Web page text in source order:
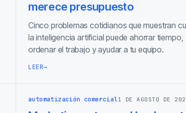
merece presupuesto
Cinco problemas cotidianos que muestran
la inteligencia artificial puede ahorrar tiempo,
ordenar el trabajo y ayudar a tu equipo.
LEER→
automatización comercial1 DE AGOSTO DE